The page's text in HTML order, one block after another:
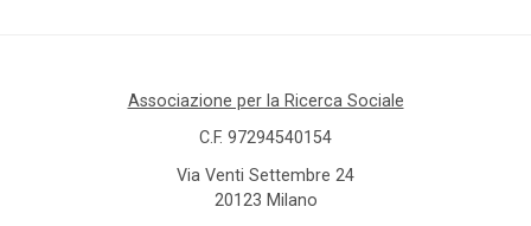
Associazione per la Ricerca Sociale
C.F. 97294540154
Via Venti Settembre 24
20123 Milano